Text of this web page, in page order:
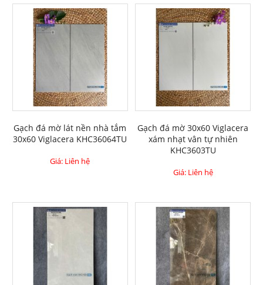
Gạch đá mờ lát nền nhà tắm
30x60 Viglacera KHC36064TU
Giá: Liên hệ
Gạch đá mờ 30x60 Viglacera
xám nhạt vân tự nhiên
KHC3603TU
Giá: Liên hệ